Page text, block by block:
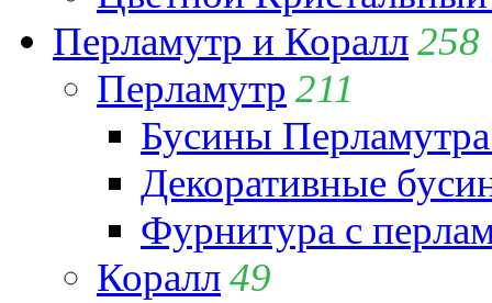
Перламутр и Коралл258
Перламутр 211
Бусины
Декоративные
Фурнитура с
Коралл49